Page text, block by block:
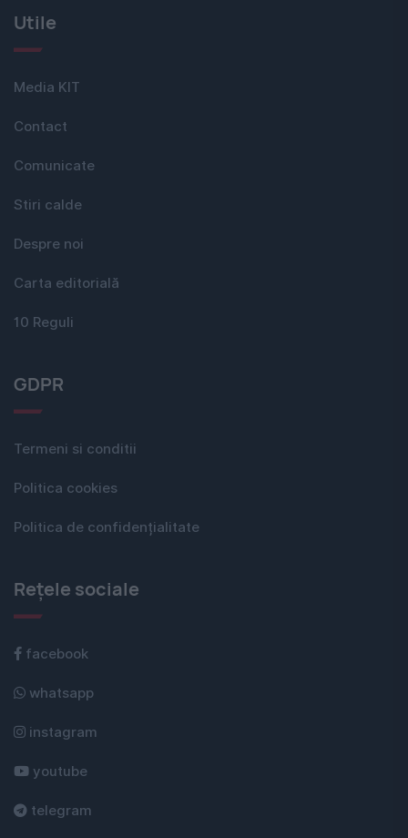
Utile
Media KIT
Contact
Comunicate
Stiri calde
Despre noi
Carta editorială
10 Reguli
GDPR
Termeni si conditii
Politica cookies
Politica de confidențialitate
Rețele sociale
facebook
whatsapp
instagram
youtube
telegram